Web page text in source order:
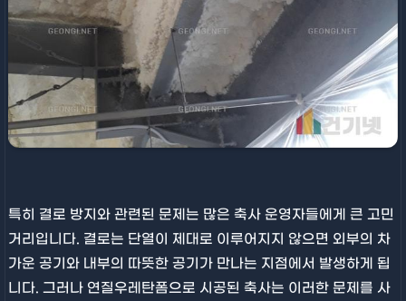
특히 결로 방지와 관련된 문제는 많은 축사 운영자들에게 큰 고민
거리입니다. 결로는 단열이 제대로 이루어지지 않으면 외부의 차
가운 공기와 내부의 따뜻한 공기가 만나는 지점에서 발생하게 됩
니다. 그러나 연질우레탄폼으로 시공된 축사는 이러한 문제를 사